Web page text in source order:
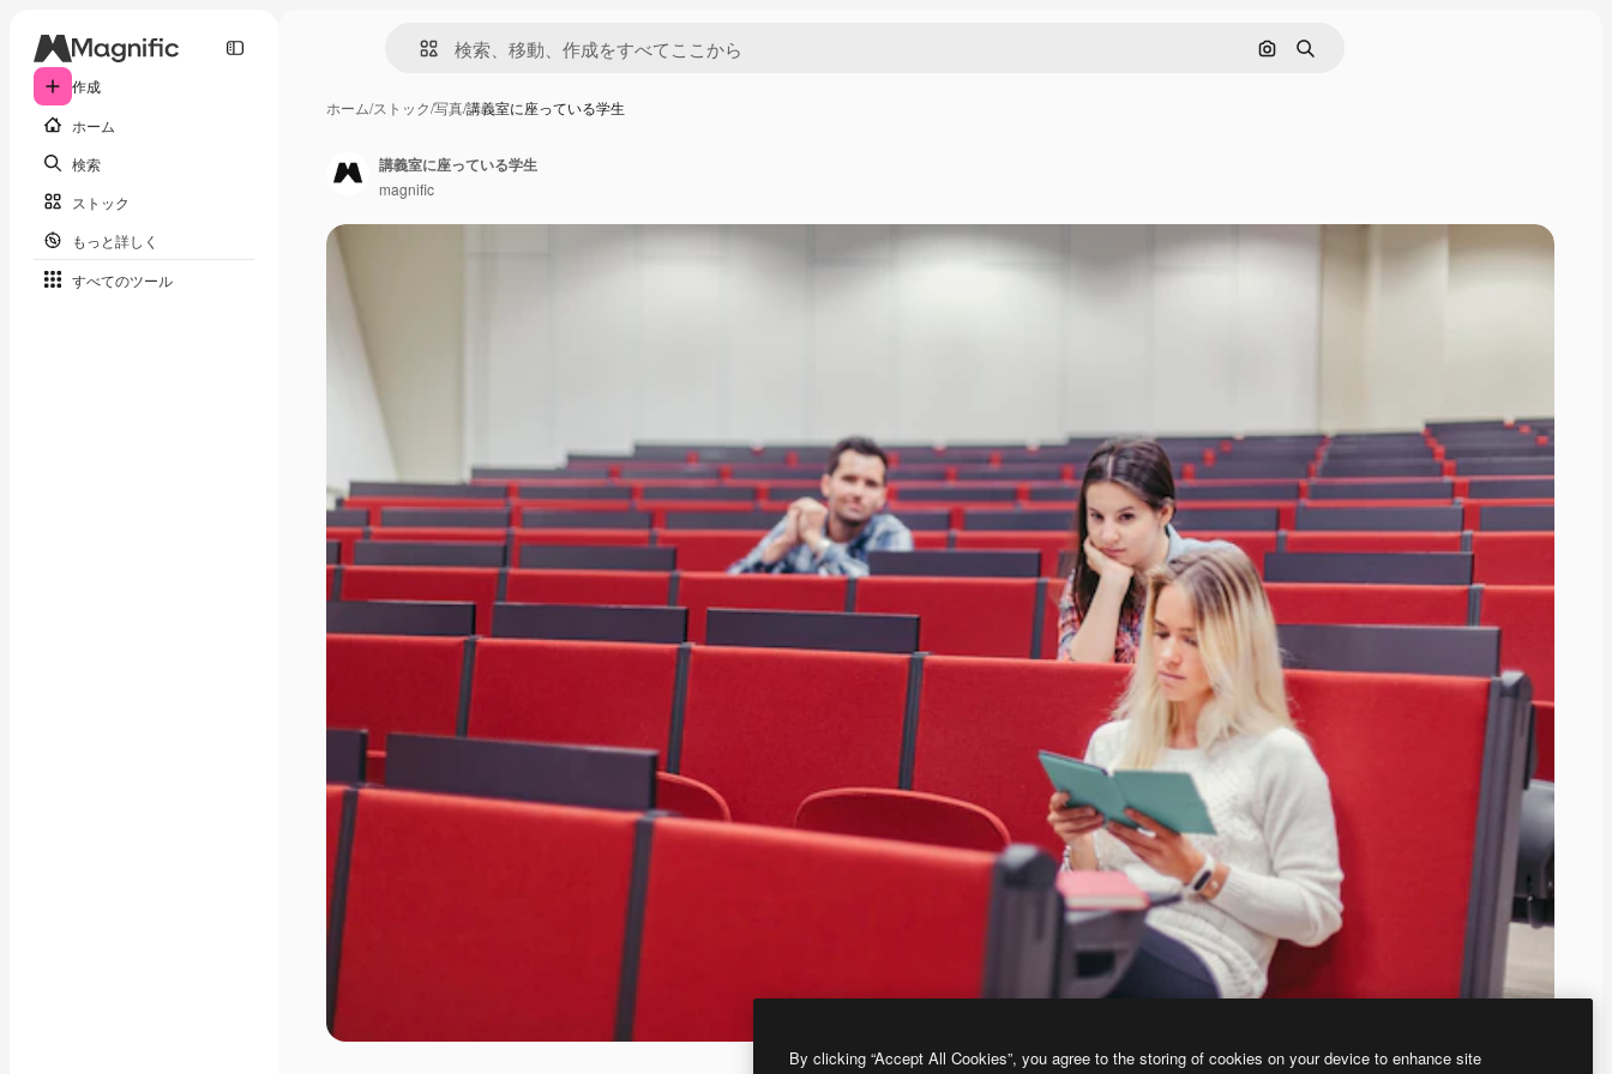
作成
ホーム
検索
ストック
もっと詳しく
すべてのツール
画像で検索
検索
ホーム/ストック/写真/講義室に座っている学生
講義室に座っている学生
magnific
By clicking “Accept All Cookies”, you agree to the storing of cookies on your device to enhance site